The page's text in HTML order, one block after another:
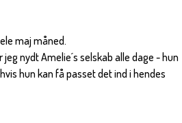
maj måned.
nydt Amelie´s selskab alle dage - hun
hun kan få passet det ind i hendes